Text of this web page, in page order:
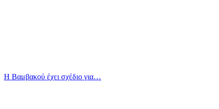
Η Βαμβακού έχει σχέδιο για…